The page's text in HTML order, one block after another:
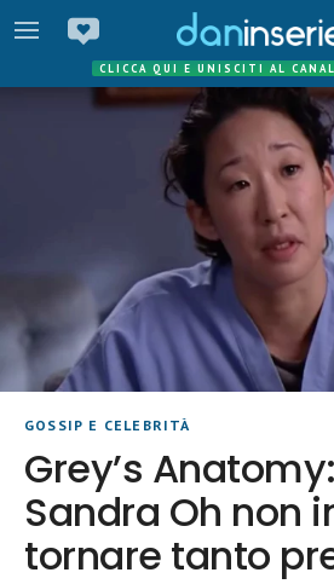
CLICCA QUI E UNISCITI AL
GOSSIP E CELEBRITÀ
Grey’s
Sandra Oh non
tornare tanto